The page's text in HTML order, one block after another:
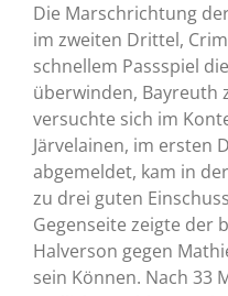
Die Marschrichtung
im zweiten Drittel,
schnellem Passspiel
überwinden, Bayreuth
versuchte sich im
Järvelainen, im ersten
abgemeldet, kam in
zu drei guten
Gegenseite zeigte der
Halverson gegen
sein Können. Nach 33